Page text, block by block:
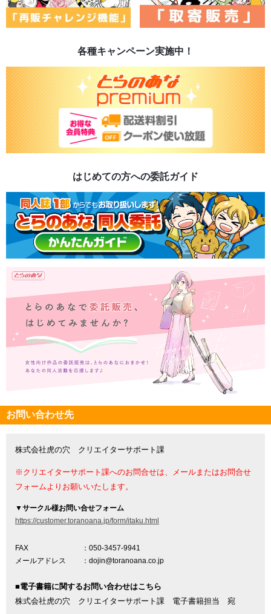
各種キャンペーン実施中！
はじめての方への委託ガイド
お問い合わせ先
株式会社虎の穴 クリエイターサポート課
※クリエイターサポート課へのお問合せは、メールまたはお問合せ
フォームよりお願いいたします。
▼サークル様お問い合せフォーム
https://customer.toranoana.jp/form/itaku.html
FAX
：050-3457-9941
メールアドレス
：dojin@toranoana.co.jp
■電子書籍に関するお問い合わせはこちら
株式会社虎の穴 クリエイターサポート課 電子書籍担当 宛